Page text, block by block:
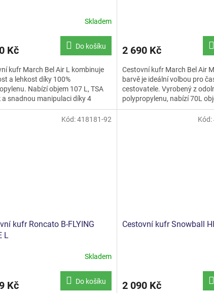
Skladem
Kč Do košíku
kufr March Bel Air L kombinuje
a lehkost díky 100%
Nabízí objem 107 L, TSA
a snadnou manipulaci díky 4
Ideální pro delší cesty.
2 690 Kč
Cestovní kufr March Bel Air
barvě je ideální volbou pro
cestovatele. Vyrobený z
polypropylenu, nabízí 70L
díky TSA zámku. Snadno se...
kufr Roncato B-FLYING
L
Skladem
Kč Do košíku
Kód:418181-92
Cestovní kufr Snowball
je
2 090 Kč
Kód: